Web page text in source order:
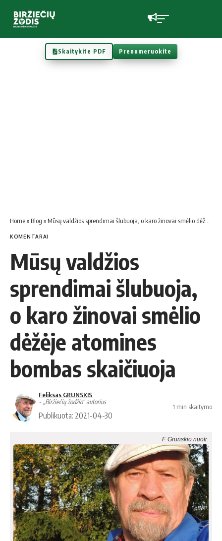
Skaitykite PDF Prenumeruokite
Home» Blog » Mūsų valdžios sprendimai šlubuoja, o karo žinovai smėlio dėžėje atomines bombas skaičiuoja
KOMENTARAI
Mūsų valdžios
sprendimai šlubuoja,
o karo žinovai smėlio
dėžėje atomines
bombas skaičiuoja
Feliksas GRUNSKIS
- „Biržiečių žodžio“ autorius
Publikuota: 2021-04-30
1 min skaitymo
F. Grunskio nuotr.